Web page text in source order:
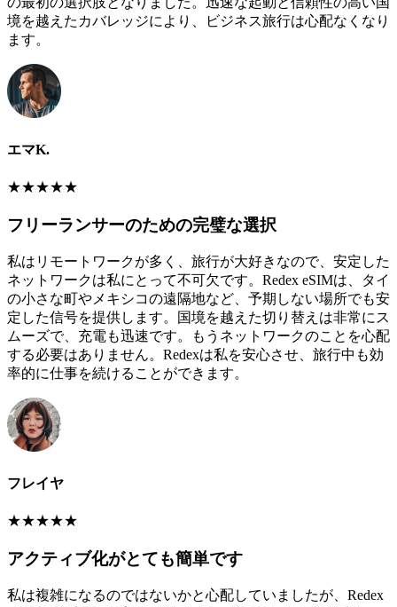
境を越えたカバレッジにより、ビジネス旅行は心配なくなり
ます。
エマK.
★★★★★
フリーランサーのための完璧な選択
私はリモートワークが多く、旅行が大好きなので、安定した
ネットワークは私にとって不可欠です。Redex eSIMは、タイ
の小さな町やメキシコの遠隔地など、予期しない場所でも安
定した信号を提供します。国境を越えた切り替えは非常にス
ムーズで、充電も迅速です。もうネットワークのことを心配
する必要はありません。Redexは私を安心させ、旅行中も効
率的に仕事を続けることができます。
フレイヤ
★★★★★
アクティブ化がとても簡単です
私は複雑になるのではないかと心配していましたが、Redex